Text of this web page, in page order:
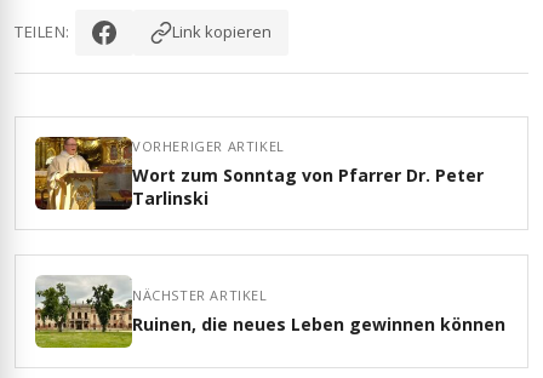
TEILEN: Link kopieren
VORHERIGER ARTIKEL
Wort zum Sonntag von Pfarrer Dr. Peter
Tarlinski
NÄCHSTER ARTIKEL
Ruinen, die neues Leben gewinnen können